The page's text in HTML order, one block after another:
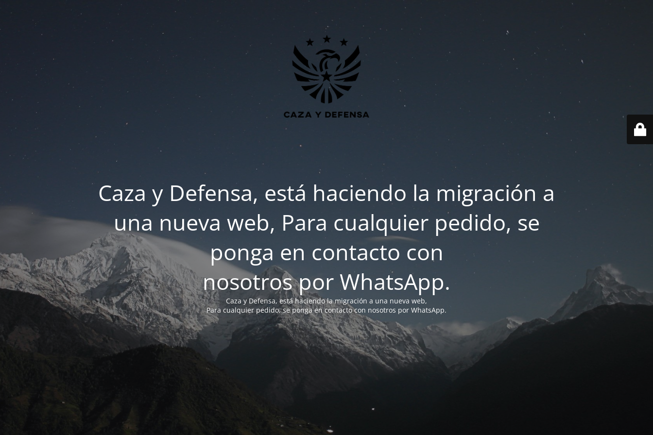
Caza y Defensa, está haciendo la migración a
una nueva web, Para cualquier pedido, se
ponga en contacto con
nosotros por WhatsApp.
Caza y Defensa, está haciendo la migración a una nueva web,
Para cualquier pedido, se ponga en contacto con nosotros por WhatsApp.